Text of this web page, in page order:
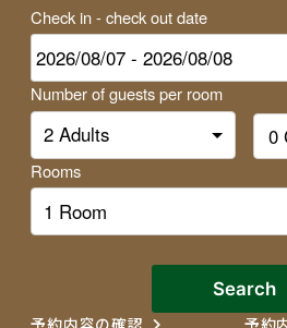
高原の静寂と贅沢
Check in - check out date
Number of guests per room
Rooms
Search